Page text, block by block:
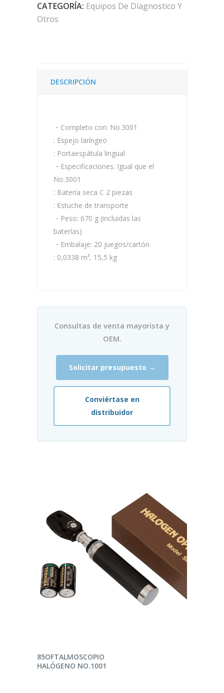
CATEGORÍA: Equipos De Diagnostico Y
Otros
DESCRIPCIÓN
・Completo con: No.3001
: Espejo laríngeo
: Portaespátula lingual
・Especificaciones: Igual que el
No.3001
: Batería seca C 2 piezas
: Estuche de transporte
・Peso: 670 g (incluidas las
baterías)
・Embalaje: 20 juegos/cartón
: 0,0338 m³, 15,5 kg
Consultas de venta mayorista y
OEM.
Solicitar presupuesto →
Conviértase en
distribuidor
LEER MÁS
85OFTALMOSCOPIO
HALÓGENO NO.1001